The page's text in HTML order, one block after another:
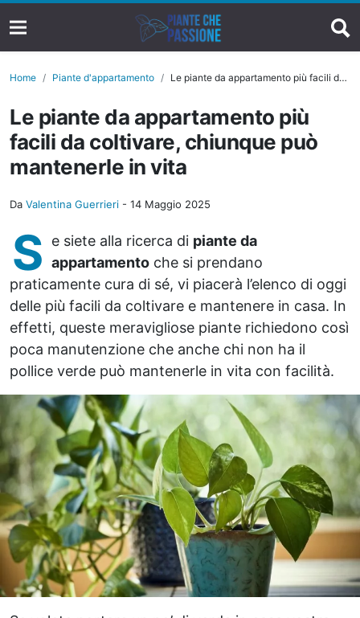
Home Piante d'appartamento Le piante da appartamento più facili da coltivare, chiunque può mantenerle in vita
Le piante da appartamento più
facili da coltivare, chiunque può
mantenerle in vita
Da Valentina Guerrieri - 14 Maggio 2025
S e siete alla ricerca di piante da
appartamento che si prendano
praticamente cura di sé, vi piacerà l’elenco di oggi
delle più facili da coltivare e mantenere in casa. In
effetti, queste meravigliose piante richiedono così
poca manutenzione che anche chi non ha il
pollice verde può mantenerle in vita con facilità.